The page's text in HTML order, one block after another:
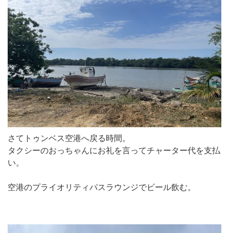
さてトゥンベス空港へ戻る時間。
タクシーのおっちゃんにお礼を言ってチャーター代を支払
い。
空港のプライオリティパスラウンジでビール飲む。